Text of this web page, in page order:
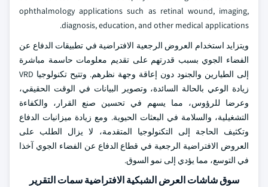
ophthalmology applications such as retinal wound, imaging,
diagnosis, education, and other medical applications.
ويتزايد استخدام العروض الرجعية الافتراضية في تطبيقات الدفاع عن
الفضاء الجوي بسبب قدرتهم على تقديم معلومات حاسمة مباشرة
إلى الطيارين والجنود دون إعاقة وجهة نظرهم. وتتيح تكنولوجيا VRD
زيادة الوعي بالحالة السائدة، وتصوير البيانات في الوقت الحقيقي،
وعرضا للرؤوس، مما يسهم في تحسين صنع القرار، والكفاءة
التشغيلية، والسلامة في البعثات الحيوية. ومع زيادة ميزانيات الدفاع
وتكثيف الحاجة إلى التكنولوجيا المتقدمة، لا يزال الطلب على
العروض الافتراضية الرجعية في قطاع الدفاع عن الفضاء الجوي آخذا
في التوسع، مما يؤدي إلى نمو السوق.
سوق شاشات العرض الشبكية الافتراضية سمات التقرير